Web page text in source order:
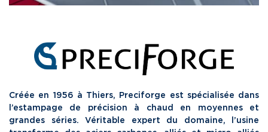
Créée en 1956 à Thiers, Preciforge est spécialisée dans
l’estampage de précision à chaud en moyennes et
grandes séries. Véritable expert du domaine, l’usine